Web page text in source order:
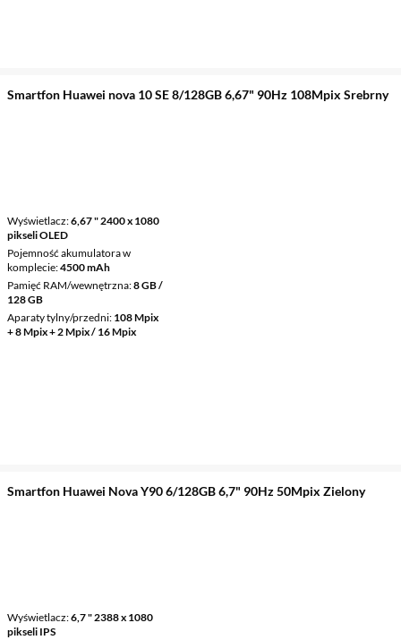
Smartfon Huawei nova 10 SE 8/128GB 6,67" 90Hz 108Mpix Srebrny
Wyświetlacz 6,67 " 2400 x 1080
pikseli OLED
Pojemność akumulatora w
komplecie 4500 mAh
Pamięć RAM/wewnętrzna 8 GB /
128 GB
Aparaty tylny/przedni 108 Mpix
+ 8 Mpix + 2 Mpix / 16 Mpix
Smartfon Huawei Nova Y90 6/128GB 6,7" 90Hz 50Mpix Zielony
Wyświetlacz 6,7 " 2388 x 1080
pikseli IPS